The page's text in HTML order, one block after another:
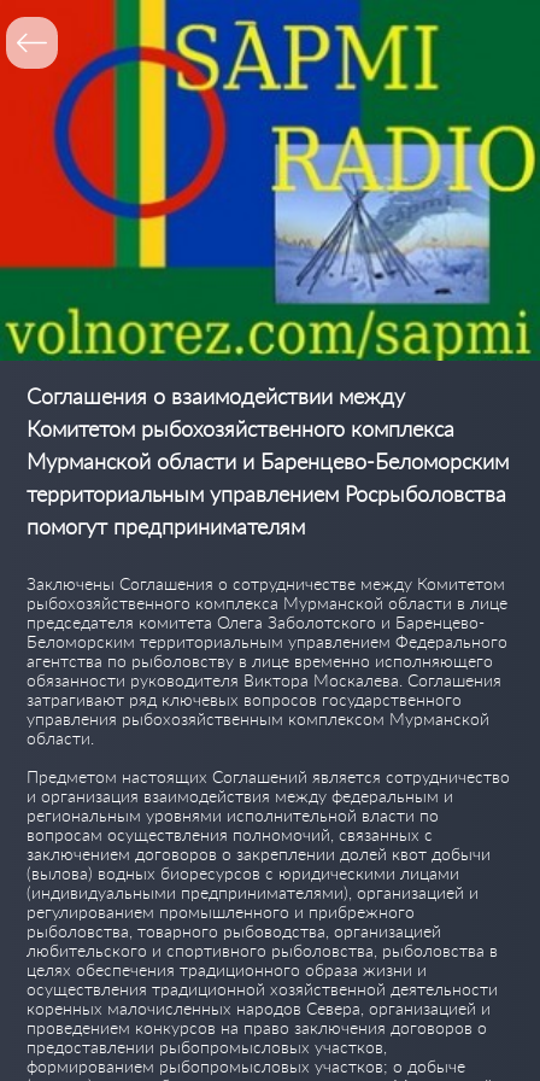
Соглашения о взаимодействии между
Комитетом рыбохозяйственного комплекса
Мурманской области и Баренцево-Беломорским
территориальным управлением Росрыболовства
помогут предпринимателям
Заключены Соглашения о сотрудничестве между Комитетом
рыбохозяйственного комплекса Мурманской области в лице
председателя комитета Олега Заболотского и Баренцево-
Беломорским территориальным управлением Федерального
агентства по рыболовству в лице временно исполняющего
обязанности руководителя Виктора Москалева. Соглашения
затрагивают ряд ключевых вопросов государственного
управления рыбохозяйственным комплексом Мурманской
области.
Предметом настоящих Соглашений является сотрудничество
и организация взаимодействия между федеральным и
региональным уровнями исполнительной власти по
вопросам осуществления полномочий, связанных с
заключением договоров о закреплении долей квот добычи
(вылова) водных биоресурсов с юридическими лицами
(индивидуальными предпринимателями), организацией и
регулированием промышленного и прибрежного
рыболовства, товарного рыбоводства, организацией
любительского и спортивного рыболовства, рыболовства в
целях обеспечения традиционного образа жизни и
осуществления традиционной хозяйственной деятельности
коренных малочисленных народов Севера, организацией и
проведением конкурсов на право заключения договоров о
предоставлении рыбопромысловых участков,
формированием рыбопромысловых участков; о добыче